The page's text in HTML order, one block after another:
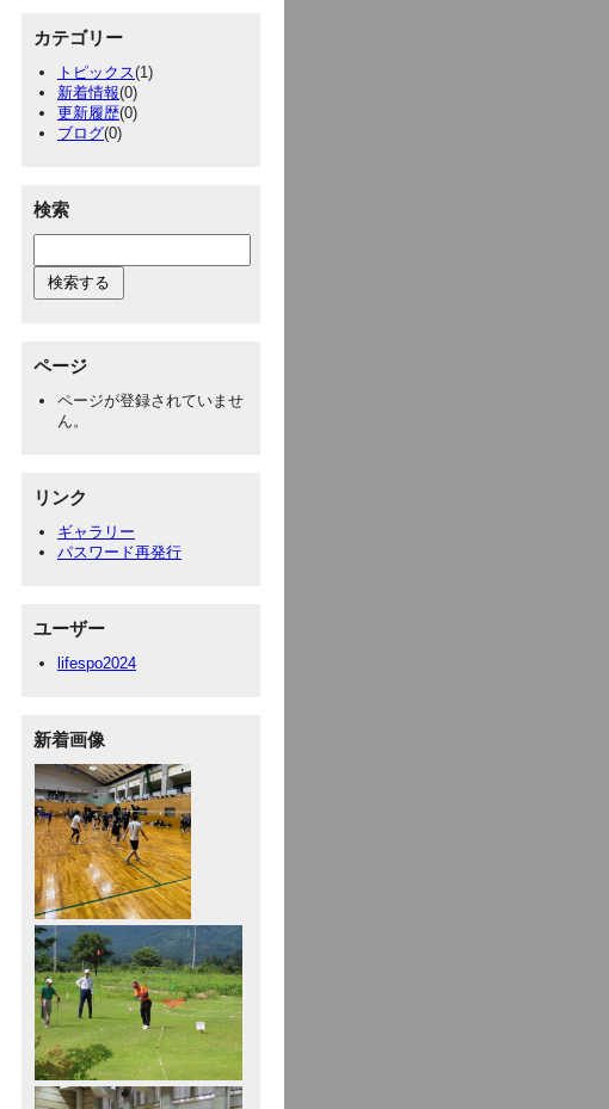
カテゴリー
トピックス(1)
新着情報(0)
更新履歴(0)
ブログ(0)
検索
ページ
ページが登録されていませ
ん。
リンク
ギャラリー
パスワード再発行
ユーザー
lifespo2024
新着画像